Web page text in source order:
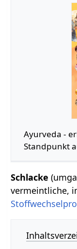
Ayurveda -
Standpunkt
Schlacke
vermeintliche,